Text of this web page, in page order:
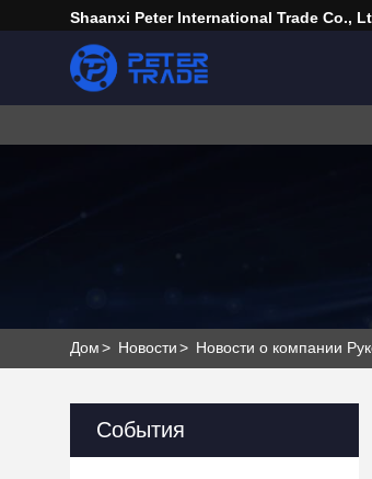
Shaanxi Peter International Trade Co.,
Дом> Новости> Новости о компании
События